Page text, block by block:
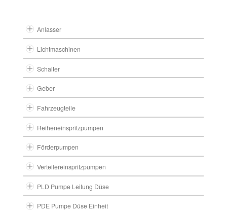
Anlasser
Lichtmaschinen
Schalter
Geber
Fahrzeugteile
Reiheneinspritzpumpen
Förderpumpen
Verteilereinspritzpumpen
PLD Pumpe Leitung Düse
PDE Pumpe Düse Einheit